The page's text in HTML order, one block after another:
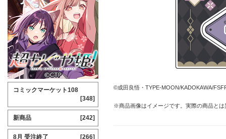
©成田良悟・TYPE-MOON/KADOKAWA/
※商品画像はイメージです。実際の商品と
コミックマーケット108
[348]
新商品 [242]
8月 受注終了 [266]